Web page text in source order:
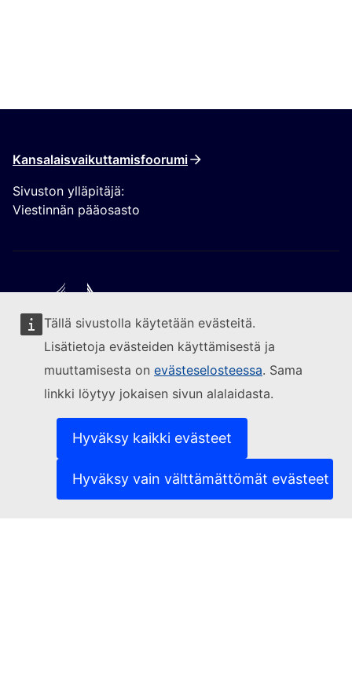
Tällä sivustolla käytetään evästeitä.
Lisätietoja evästeiden käyttämisestä ja
muuttamisesta on evästeselosteessa. Sama
linkki löytyy jokaisen sivun alalaidasta.
Hyväksy kaikki evästeet
Hyväksy vain välttämättömät evästeet
Kansalaisvaikuttamisfoorumi
Sivuston ylläpitäjä:
Viestinnän pääosasto
Seuraa Euroopan komissiota
Yhteydenotot(Ulkoinen linkki)
Ilmoita IT-haavoittuvuudesta(Ulkoinen linkki)
Sivustojen kielivalikoima(Ulkoinen linkki)
(Ulkoinen linkki)
Tietosuojaperiaatteet
Oikeudellinen huomautus
(Ulkoinen linkki)
Saavutettavuus